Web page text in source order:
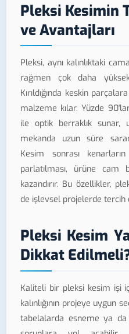
Pleksi Kesimin
ve Avantajları
Pleksi, aynı kalınlıktaki
rağmen çok daha
Kırıldığında keskin
malzeme kılar. Yüzde
ile optik berraklık sunar,
mekanda uzun süre
Kesim sonrası
parlatılması, ürüne
kazandırır. Bu özellikler,
de işlevsel projelerde tercih
Pleksi Kesim
Dikkat
Kaliteli bir pleksi kesim işi
kalınlığının projeye uygun
tabelalarda esneme ya da